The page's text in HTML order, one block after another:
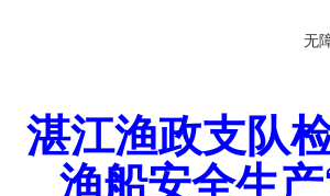
无
湛江渔政支队
渔船安全生